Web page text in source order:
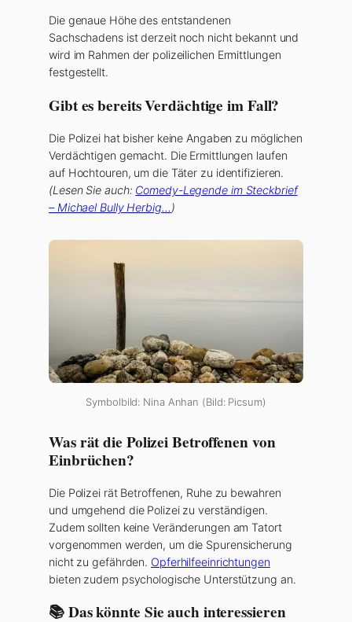
Die genaue Höhe des entstandenen
Sachschadens ist derzeit noch nicht bekannt und
wird im Rahmen der polizeilichen Ermittlungen
festgestellt.
Gibt es bereits Verdächtige im Fall?
Die Polizei hat bisher keine Angaben zu möglichen
Verdächtigen gemacht. Die Ermittlungen laufen
auf Hochtouren, um die Täter zu identifizieren.
(Lesen Sie auch: Comedy-Legende im Steckbrief
– Michael Bully Herbig…)
Symbolbild: Nina Anhan (Bild: Picsum)
Was rät die Polizei Betroffenen von
Einbrüchen?
Die Polizei rät Betroffenen, Ruhe zu bewahren
und umgehend die Polizei zu verständigen.
Zudem sollten keine Veränderungen am Tatort
vorgenommen werden, um die Spurensicherung
nicht zu gefährden. Opferhilfeeinrichtungen
bieten zudem psychologische Unterstützung an.
📚 Das könnte Sie auch interessieren